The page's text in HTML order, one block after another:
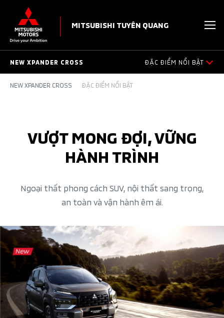
MITSUBISHI TUYÊN QUANG
NEW XPANDER CROSS ĐẶC ĐIỂM NỔI BẬT
TRANG BỊ
PHỤ KIỆN CHÍNH HÃNG
NEW XPANDER CROSS ĐẶC ĐIỂM NỔI BẬT
VƯỢT MONG ĐỢI, VỮNG
HÀNH TRÌNH​
Ngoại thất phong cách SUV, nội thất sang trọng,
an toàn và vận hành êm ái.